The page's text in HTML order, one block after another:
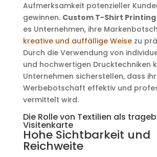
Aufmerksamkeit potenzieller
gewinnen. Custom T-Shirt Printing
es Unternehmen, ihre
kreative und auffällige Weisezu
Durch die Verwendung von
und hochwertigen Drucktechniken
Unternehmen sicherstellen, dass
Werbebotschaft effektiv und
vermittelt wird.
Die Rolle von Textilien als
Visitenkarte
Hohe Sichtbarkeit und
Reichweite